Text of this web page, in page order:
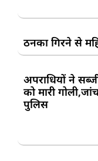
ठनका गिरने से
अपराधियों ने
को मारी
पुलिस